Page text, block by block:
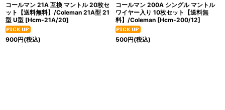
コールマン 21A 互換 マントル 20枚セ
ット【送料無料】/Coleman 21A型 21
型 U型 [Hcm-21A/20]
900円(税込)
コールマン 200A シングル マントル
ワイヤー入り 10枚セット【送料無
料】/Coleman [Hcm-200/12]
500円(税込)